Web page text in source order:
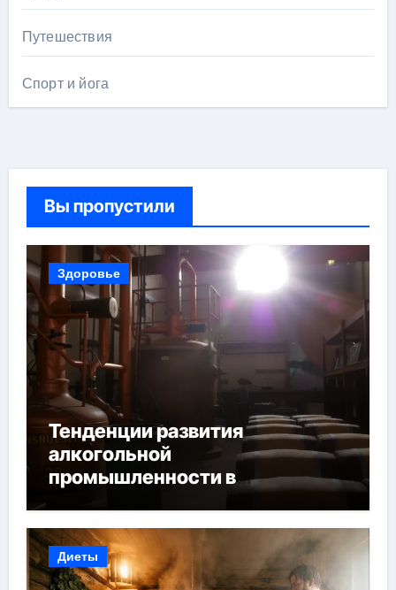
Путешествия
Спорт и йога
Вы пропустили
Здоровье
Тенденции развития
алкогольной
промышленности в
Диеты